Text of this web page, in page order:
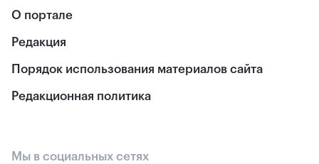
О портале
Редакция
Порядок использования материалов сайта
Редакционная политика
Мы в социальных сетях